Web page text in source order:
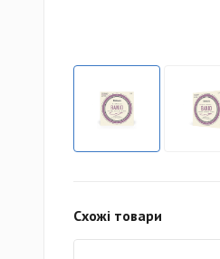
Схожі товари